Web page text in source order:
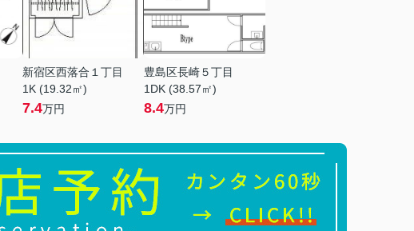
新宿区西落合１丁目
1K (19.32㎡)
7.4万円
豊島区長崎５丁目
1DK (38.57㎡)
8.4万円